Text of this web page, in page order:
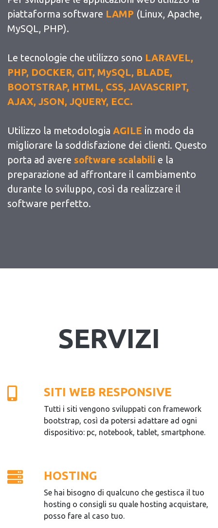
piattaforma software LAMP (Linux, Apache,
MySQL, PHP).
Le tecnologie che utilizzo sono LARAVEL,
PHP, DOCKER, GIT, MySQL, BLADE,
BOOTSTRAP, HTML, CSS, JAVASCRIPT,
AJAX, JSON, JQUERY, ECC.
Utilizzo la metodologia AGILE in modo da
migliorare la soddisfazione dei clienti. Questo
porta ad avere software scalabili e la
preparazione ad affrontare il cambiamento
durante lo sviluppo, così da realizzare il
software perfetto.
SERVIZI
SITI WEB RESPONSIVE
Tutti i siti vengono sviluppati con framework
bootstrap, così da potersi adattare ad ogni
dispositivo: pc, notebook, tablet, smartphone.
HOSTING
Se hai bisogno di qualcuno che gestisca il tuo
hosting o consigli su quale hosting acquistare,
posso fare al caso tuo.